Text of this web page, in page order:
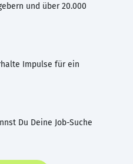
und über 20.000
Impulse für ein
Du Deine Job-Suche